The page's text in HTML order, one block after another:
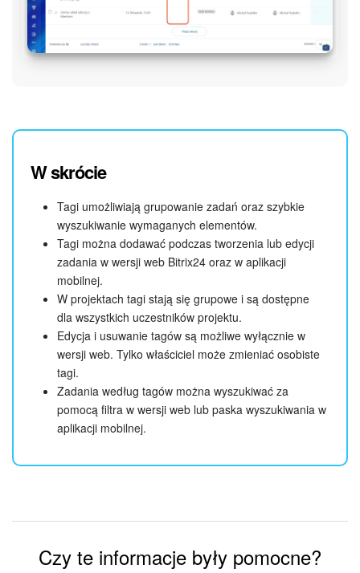
W skrócie
Tagi umożliwiają grupowanie zadań oraz szybkie
wyszukiwanie wymaganych elementów.
Tagi można dodawać podczas tworzenia lub edycji
zadania w wersji web Bitrix24 oraz w aplikacji
mobilnej.
W projektach tagi stają się grupowe i są dostępne
dla wszystkich uczestników projektu.
Edycja i usuwanie tagów są możliwe wyłącznie w
wersji web. Tylko właściciel może zmieniać osobiste
tagi.
Zadania według tagów można wyszukiwać za
pomocą filtra w wersji web lub paska wyszukiwania w
aplikacji mobilnej.
Czy te informacje były pomocne?